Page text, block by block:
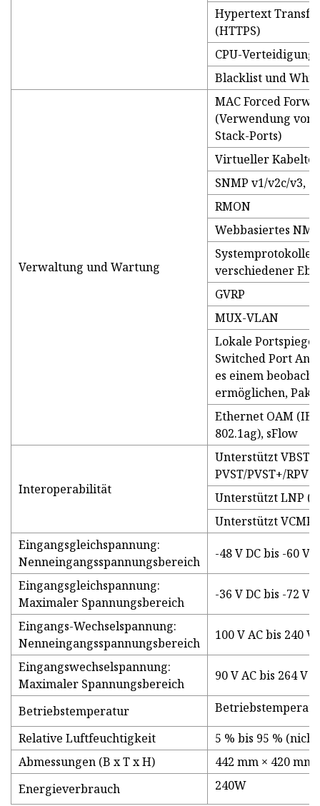
Hypertext
(HTTPS)
CPU-Verteidigung
Blacklist und
Verwaltung und Wartung
MAC Forced
(Verwendung von
Stack-Ports)
Virtueller
SNMP v1/v2c/v3,
RMON
Webbasiertes NMS
Systemprotokolle
verschiedener
GVRP
MUX-VLAN
Lokale
Switched Port
es einem
ermöglichen,
Ethernet OAM
802.1ag), sFlow
Interoperabilität
Unterstützt VBST
PVST/PVST+/
Unterstützt LNP
Unterstützt VCMP
Eingangsgleichspannung:
Nenneingangsspannungsbereich
-48 V DC bis -60 V
Eingangsgleichspannung:
Maximaler Spannungsbereich
-36 V DC bis -72 V
Eingangs-Wechselspannung:
Nenneingangsspannungsbereich
100 V AC bis 240 V
Eingangswechselspannung:
Maximaler Spannungsbereich
90 V AC bis 264 V
Betriebstemperatur
Relative Luftfeuchtigkeit
5 % bis 95 %
Abmessungen (B x T x H)
442 mm × 420 mm
Energieverbrauch
240W